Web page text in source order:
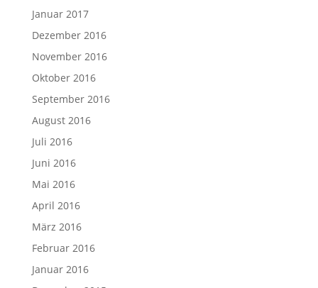
Januar 2017
Dezember 2016
November 2016
Oktober 2016
September 2016
August 2016
Juli 2016
Juni 2016
Mai 2016
April 2016
März 2016
Februar 2016
Januar 2016